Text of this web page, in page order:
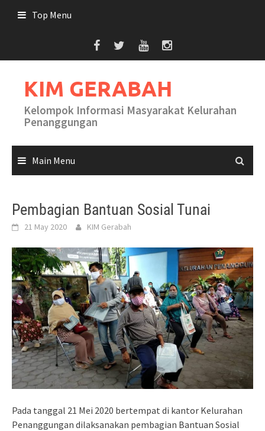
Top Menu
KIM GERABAH
Kelompok Informasi Masyarakat Kelurahan
Penanggungan
Main Menu
Pembagian Bantuan Sosial Tunai
21 May 2020 KIM Gerabah
Pada tanggal 21 Mei 2020 bertempat di kantor Kelurahan
Penanggungan dilaksanakan pembagian Bantuan Sosial